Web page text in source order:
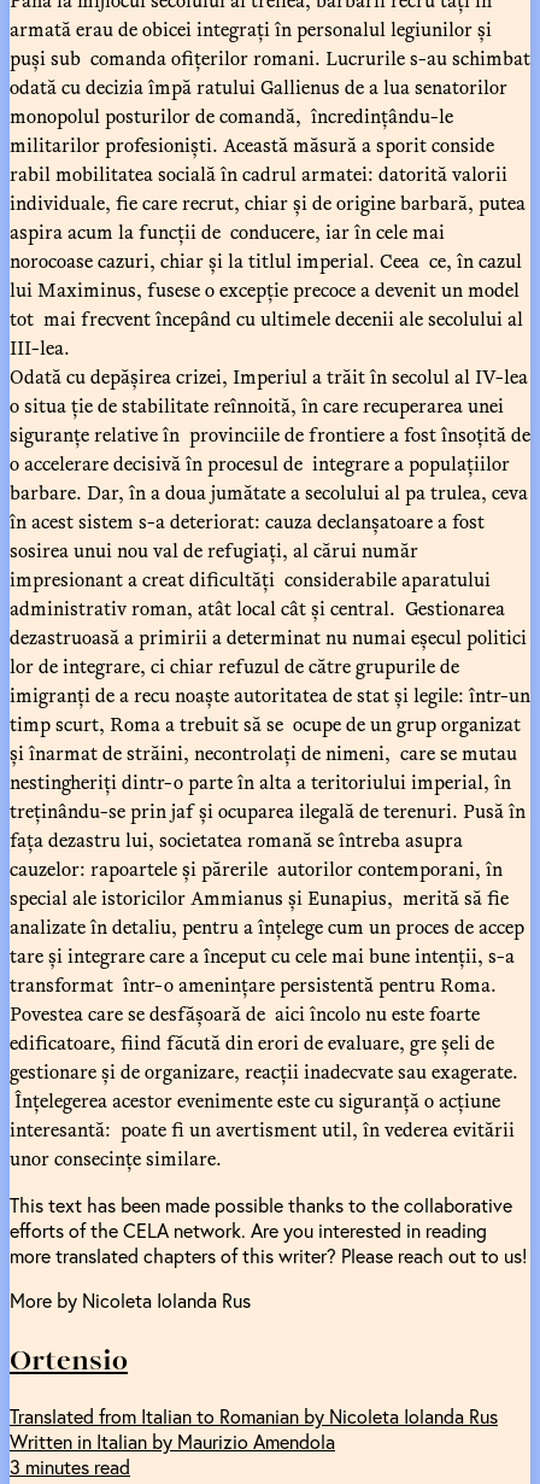
armată erau de obicei integrați în personalul legiunilor și
puși sub comanda ofițerilor romani. Lucrurile s-au schimbat
odată cu decizia împă ratului Gallienus de a lua senatorilor
monopolul posturilor de comandă, încredințându-le
militarilor profesioniști. Această măsură a sporit conside
rabil mobilitatea socială în cadrul armatei: datorită valorii
individuale, fie care recrut, chiar și de origine barbară, putea
aspira acum la funcții de conducere, iar în cele mai
norocoase cazuri, chiar și la titlul imperial. Ceea ce, în cazul
lui Maximinus, fusese o excepție precoce a devenit un model
tot mai frecvent începând cu ultimele decenii ale secolului al
III-lea.
Odată cu depășirea crizei, Imperiul a trăit în secolul al IV-lea
o situa ție de stabilitate reînnoită, în care recuperarea unei
siguranțe relative în provinciile de frontiere a fost însoțită de
o accelerare decisivă în procesul de integrare a populațiilor
barbare. Dar, în a doua jumătate a secolului al pa trulea, ceva
în acest sistem s-a deteriorat: cauza declanșatoare a fost
sosirea unui nou val de refugiați, al cărui număr
impresionant a creat dificultăți considerabile aparatului
administrativ roman, atât local cât și central. Gestionarea
dezastruoasă a primirii a determinat nu numai eșecul politici
lor de integrare, ci chiar refuzul de către grupurile de
imigranți de a recu noaște autoritatea de stat și legile: într-un
timp scurt, Roma a trebuit să se ocupe de un grup organizat
și înarmat de străini, necontrolați de nimeni, care se mutau
nestingheriți dintr-o parte în alta a teritoriului imperial, în
treținându-se prin jaf și ocuparea ilegală de terenuri. Pusă în
fața dezastru lui, societatea romană se întreba asupra
cauzelor: rapoartele și părerile autorilor contemporani, în
special ale istoricilor Ammianus și Eunapius, merită să fie
analizate în detaliu, pentru a înțelege cum un proces de accep
tare și integrare care a început cu cele mai bune intenții, s-a
transformat într-o amenințare persistentă pentru Roma.
Povestea care se desfășoară de aici încolo nu este foarte
edificatoare, fiind făcută din erori de evaluare, gre șeli de
gestionare și de organizare, reacții inadecvate sau exagerate.
Înțelegerea acestor evenimente este cu siguranță o acțiune
interesantă: poate fi un avertisment util, în vederea evitării
unor consecințe similare.
This text has been made possible thanks to the collaborative
efforts of the CELA network. Are you interested in reading
more translated chapters of this writer? Please reach out to us!
More by Nicoleta Iolanda Rus
Ortensio
Translated from Italian to Romanian by Nicoleta Iolanda Rus
Written in Italian by Maurizio Amendola
3 minutes read